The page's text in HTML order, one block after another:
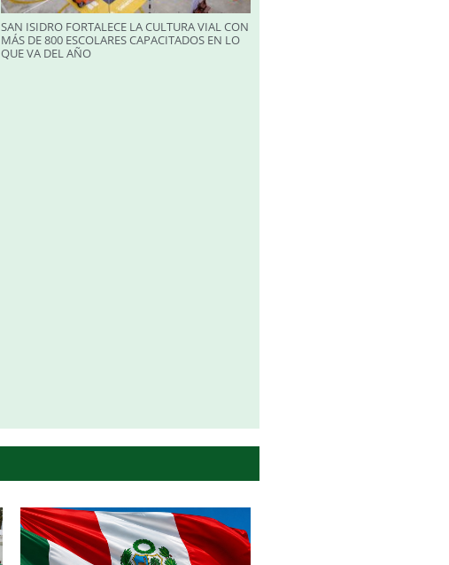
SAN ISIDRO FORTALECE LA CULTURA VIAL CON
MÁS DE 800 ESCOLARES CAPACITADOS EN LO
QUE VA DEL AÑO